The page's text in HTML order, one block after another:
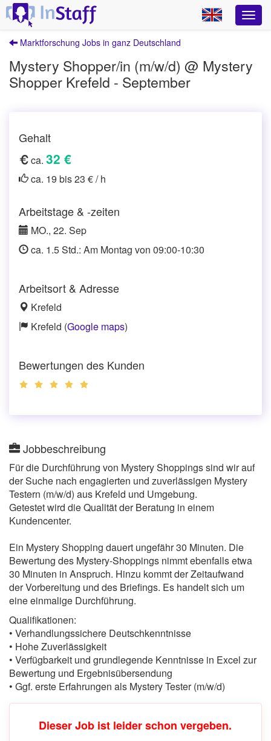
Marktforschung Jobs in ganz Deutschland
Mystery Shopper/in (m/w/d) @ Mystery
Shopper Krefeld - September
Gehalt
ca. 32 €
ca. 19 bis 23 € / h
Arbeitstage & -zeiten
MO., 22. Sep
ca. 1.5 Std.: Am Montag von 09:00-10:30
Arbeitsort & Adresse
Krefeld
Krefeld (Google maps)
Bewertungen des Kunden
Jobbeschreibung
Für die Durchführung von Mystery Shoppings sind wir auf
der Suche nach engagierten und zuverlässigen Mystery
Testern (m/w/d) aus Krefeld und Umgebung.
Getestet wird die Qualität der Beratung in einem
Kundencenter.
Ein Mystery Shopping dauert ungefähr 30 Minuten. Die
Bewertung des Mystery-Shoppings nimmt ebenfalls etwa
30 Minuten in Anspruch. Hinzu kommt der Zeitaufwand
der Vorbereitung und des Briefings. Es handelt sich um
eine einmalige Durchführung.
Qualifikationen:
• Verhandlungssichere Deutschkenntnisse
• Hohe Zuverlässigkeit
• Verfügbarkeit und grundlegende Kenntnisse in Excel zur
Bewertung und Ergebnisübersendung
• Ggf. erste Erfahrungen als Mystery Tester (m/w/d)
Dieser Job ist leider schon vergeben.